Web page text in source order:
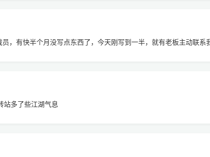
，有快半个月没写点东西了，今天刚写到一半，就有老板主动联系
站多了些江湖气息